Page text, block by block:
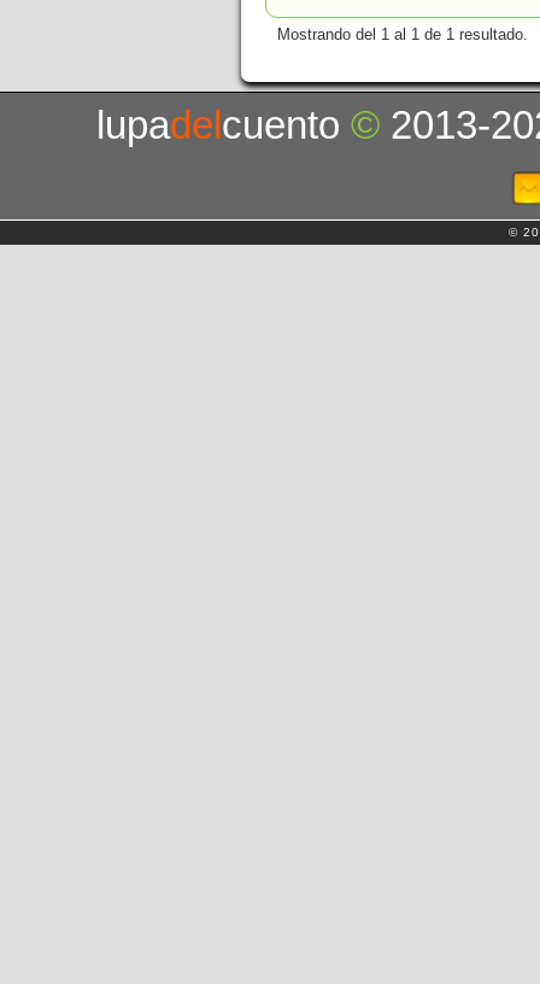
Mostrando del 1 al 1 de 1 resultado.
lupadelcuento© 2013-
©